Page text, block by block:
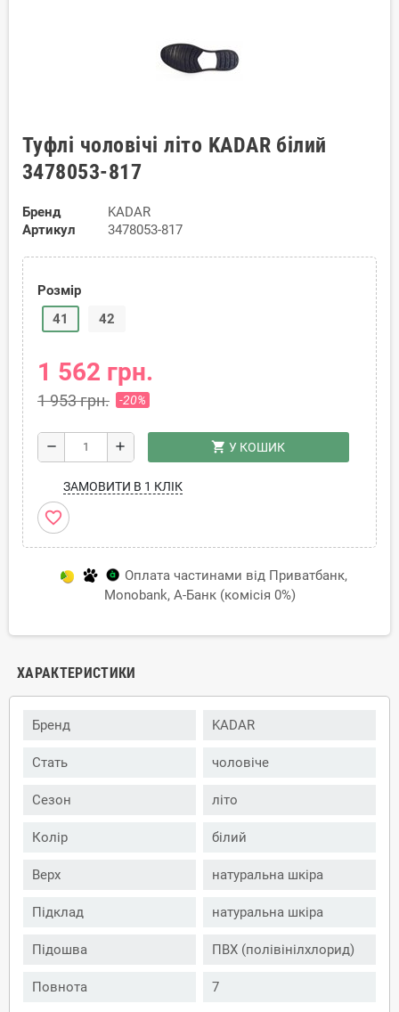
Туфлі чоловічі літо KADAR білий
3478053-817
Бренд
KADAR
Артикул
3478053-817
Розмір
41
42
1 562 грн.
1 953 грн. -20%
remove add shopping_cart У КОШИК
ЗАМОВИТИ В 1 КЛІК
favorite_border
Оплата частинами від Приватбанк,
Monobank, А-Банк (комісія 0%)
ХАРАКТЕРИСТИКИ
Бренд KADAR
Стать чоловіче
Сезон літо
Колір білий
Верх натуральна шкіра
Підклад натуральна шкіра
Підошва ПВХ (полівінілхлорид)
Повнота 7